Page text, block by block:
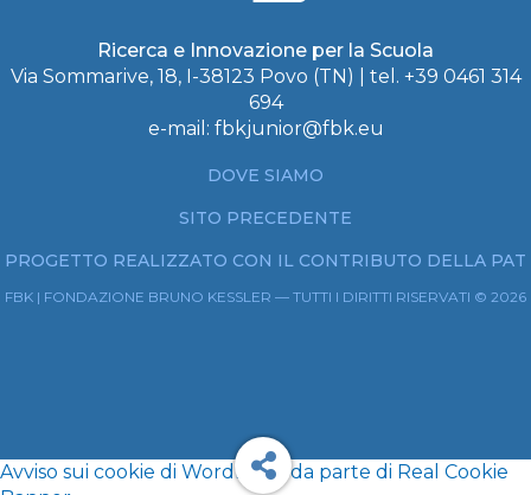
Ricerca e Innovazione per la Scuola
Via Sommarive, 18, I-38123 Povo (TN) | tel. +39 0461 314
694
e-mail: fbkjunior@fbk.eu
DOVE SIAMO
SITO PRECEDENTE
PROGETTO REALIZZATO CON IL CONTRIBUTO DELLA PAT
FBK | FONDAZIONE BRUNO KESSLER — TUTTI I DIRITTI RISERVATI © 2026
Avviso sui cookie di WordPress da parte di Real Cookie